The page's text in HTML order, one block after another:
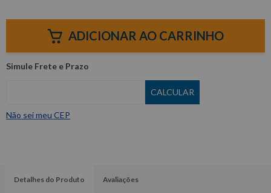
ADICIONAR AO CARRINHO
Não sei meu CEP
Detalhes do Produto Avaliações